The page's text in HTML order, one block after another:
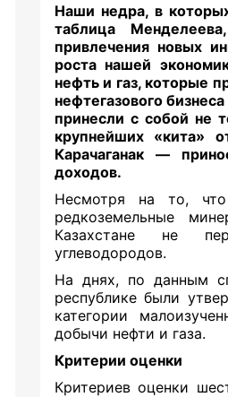
Наши недра, в
таблица
привлечения новых
роста нашей
нефть и газ, которые
нефтегазового
принесли с собой не
крупнейших «кита»
Карачаганак —
доходов.
Несмотря на то,
редкоземельные
Казахстане не
углеводородов.
На днях, по данным
республике были
категории
добычи нефти и газа.
Критерии оценки
Критериев оценки